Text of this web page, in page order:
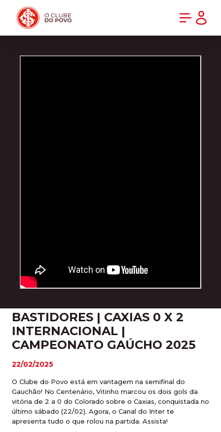
BASTIDORES | CAXIAS 0 X 2
INTERNACIONAL |
CAMPEONATO GAÚCHO 2025
22/02/2025
O Clube do Povo está em vantagem na semifinal do
Gauchão! No Centenário, Vitinho marcou os dois gols da
vitória de 2 a 0 do Colorado sobre o Caxias, conquistada no
último sábado (22/02). Agora, o Canal do Inter te
apresenta tudo o que rolou na partida. Assista!